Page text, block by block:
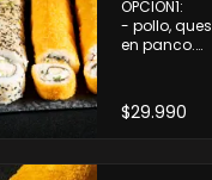
OPCION1:
- pollo,
en panco.
- palmito,
envuelto en
$29.990